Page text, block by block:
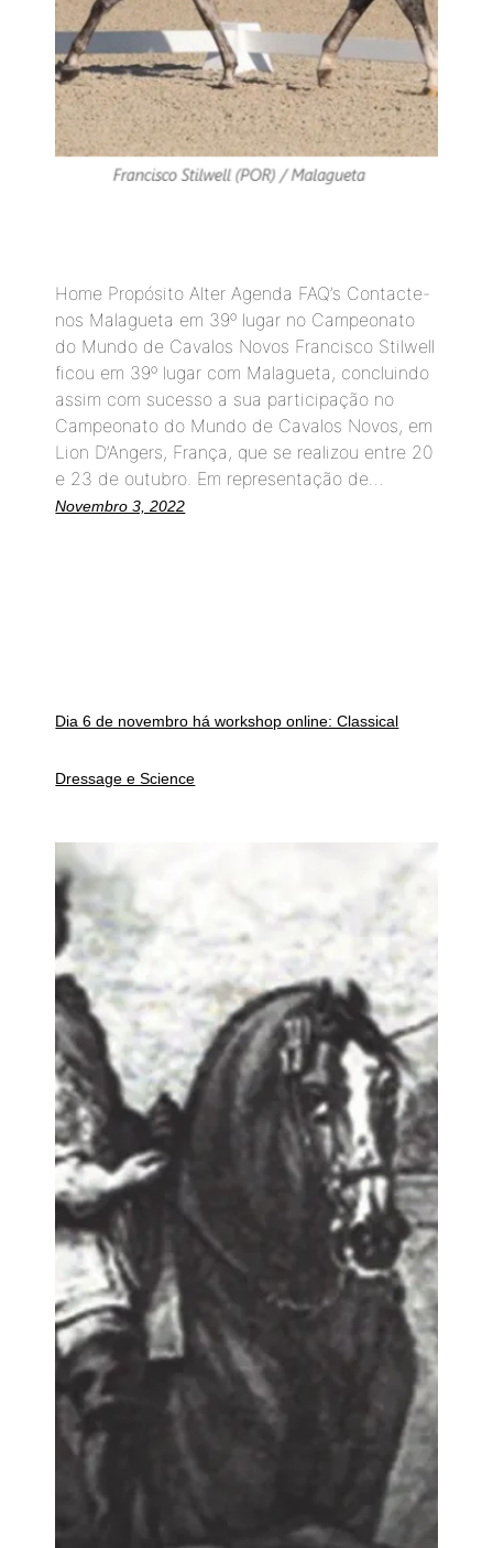
Home Propósito Alter Agenda FAQ’s Contacte-
nos Malagueta em 39º lugar no Campeonato
do Mundo de Cavalos Novos Francisco Stilwell
ficou em 39º lugar com Malagueta, concluindo
assim com sucesso a sua participação no
Campeonato do Mundo de Cavalos Novos, em
Lion D’Angers, França, que se realizou entre 20
e 23 de outubro. Em representação de…
Novembro 3, 2022
Dia 6 de novembro há workshop online: Classical
Dressage e Science